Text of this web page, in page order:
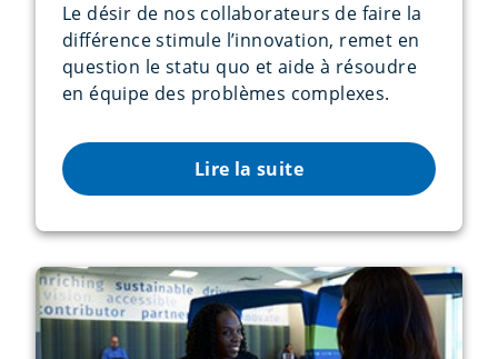
Le désir de nos collaborateurs de faire la
différence stimule l’innovation, remet en
question le statu quo et aide à résoudre
en équipe des problèmes complexes.
Lire la suite